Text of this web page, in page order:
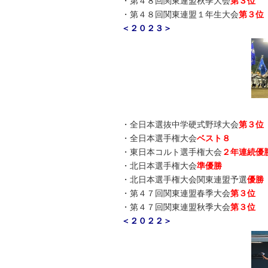
・第４８回関東連盟１年生大会第３
＜２０２３＞
・全日本選抜中学硬式野球大会第３位
・全日本選手権大会ベスト８
・東日本コルト選手権大会 ２年連続優
・北日本選手権大会準優勝
・北日本選手権大会関東連盟予選優勝
・第４７回関東連盟春季大会第３位
・第４７回関東連盟秋季大会第３位
＜２０２２＞